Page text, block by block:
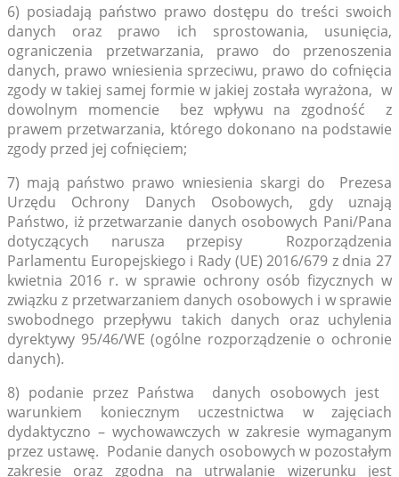
6) posiadają państwo prawo dostępu do treści swoich
danych oraz prawo ich sprostowania, usunięcia,
ograniczenia przetwarzania, prawo do przenoszenia
danych, prawo wniesienia sprzeciwu, prawo do cofnięcia
zgody w takiej samej formie w jakiej została wyrażona, w
dowolnym momencie bez wpływu na zgodność z
prawem przetwarzania, którego dokonano na podstawie
zgody przed jej cofnięciem;
7) mają państwo prawo wniesienia skargi do Prezesa
Urzędu Ochrony Danych Osobowych, gdy uznają
Państwo, iż przetwarzanie danych osobowych Pani/Pana
dotyczących narusza przepisy Rozporządzenia
Parlamentu Europejskiego i Rady (UE) 2016/679 z dnia 27
kwietnia 2016 r. w sprawie ochrony osób fizycznych w
związku z przetwarzaniem danych osobowych i w sprawie
swobodnego przepływu takich danych oraz uchylenia
dyrektywy 95/46/WE (ogólne rozporządzenie o ochronie
danych).
8) podanie przez Państwa danych osobowych jest
warunkiem koniecznym uczestnictwa w zajęciach
dydaktyczno – wychowawczych w zakresie wymaganym
przez ustawę. Podanie danych osobowych w pozostałym
zakresie oraz zgodna na utrwalanie wizerunku jest